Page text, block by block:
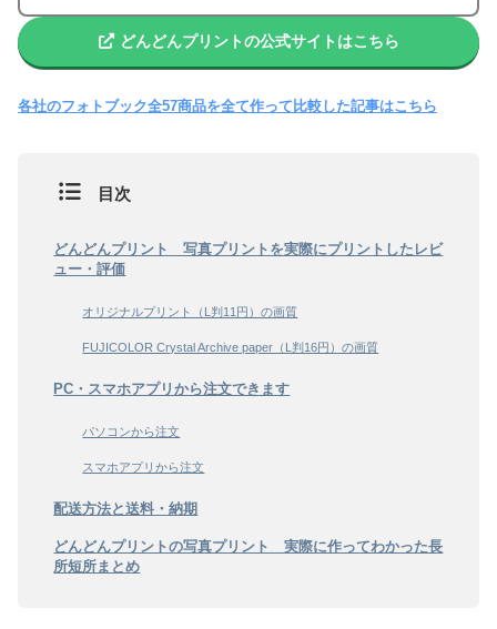
どんどんプリントの公式サイトはこちら
各社のフォトブック全57商品を全て作って比較した記事はこちら
目次
どんどんプリント 写真プリントを実際にプリントしたレビ
ュー・評価
オリジナルプリント（L判11円）の画質
FUJICOLOR Crystal Archive paper（L判16円）の画質
PC・スマホアプリから注文できます
パソコンから注文
スマホアプリから注文
配送方法と送料・納期
どんどんプリントの写真プリント 実際に作ってわかった長
所短所まとめ